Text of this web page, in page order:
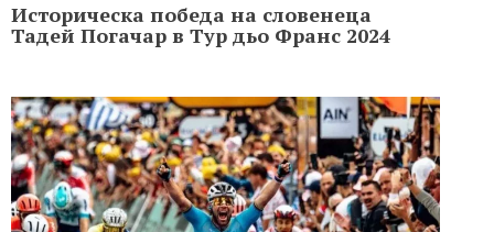
Историческа победа на словенеца
Тадей Погачар в Тур дьо Франс 2024